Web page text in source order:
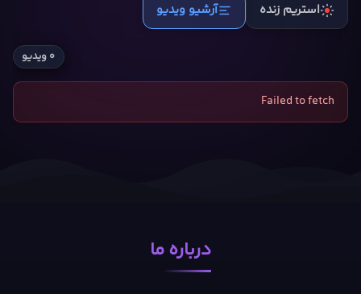
استریم زنده آرشیو ویدیو
۰ ویدیو
Failed to fetch
درباره ما